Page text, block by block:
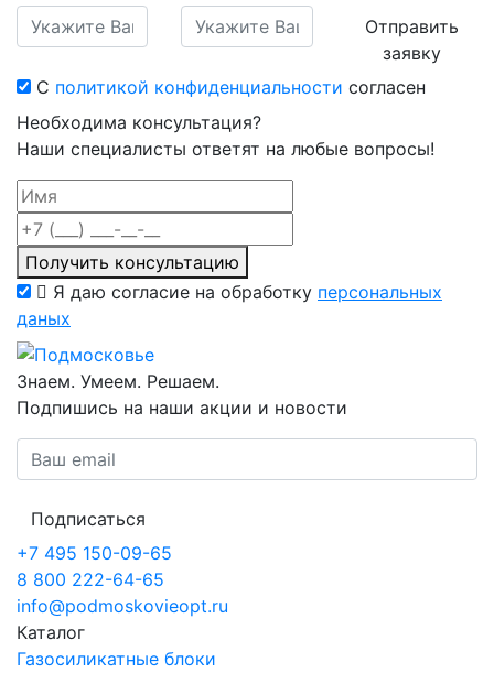
Отправить
заявку
С политикой конфиденциальности согласен
Необходима консультация?
Наши специалисты ответят на любые вопросы!
Получить консультацию
Я даю согласие на обработку персональных
даных
Знаем. Умеем. Решаем.
Подпишись на наши акции и новости
Подписаться
+7 495 150-09-65
8 800 222-64-65
info@podmoskovieopt.ru
Каталог
Газосиликатные блоки